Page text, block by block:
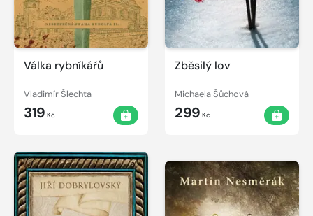
Válka rybníkářů
Vladimír Šlechta
319 Kč
Zběsilý lov
Michaela Šůchová
299 Kč